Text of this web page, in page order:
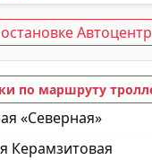
по маршруту
«Северная»
Керамзитовая